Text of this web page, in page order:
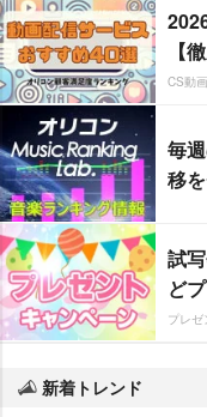
【
CS動
毎
移
試
ど
プレゼ
新着トレンド